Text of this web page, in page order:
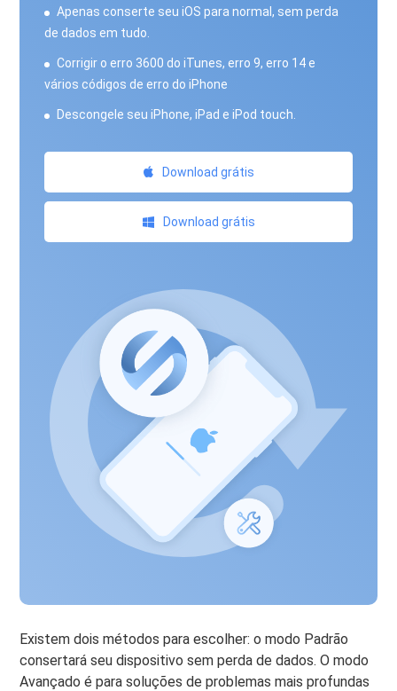
Apenas conserte seu iOS para normal, sem perda
de dados em tudo.
Corrigir o erro 3600 do iTunes, erro 9, erro 14 e
vários códigos de erro do iPhone
Descongele seu iPhone, iPad e iPod touch.
Download grátis
Download grátis
Existem dois métodos para escolher: o modo Padrão
consertará seu dispositivo sem perda de dados. O modo
Avançado é para soluções de problemas mais profundas